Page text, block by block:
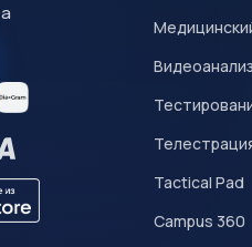
Видеоанализ
Tactical Pad
Campus 360